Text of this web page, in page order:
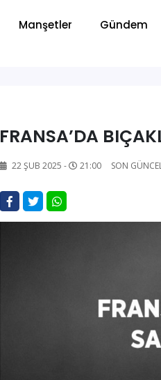
Manşetler Gündem
FRANSA’DA
22 ŞUB 2025 - 21:00 SON